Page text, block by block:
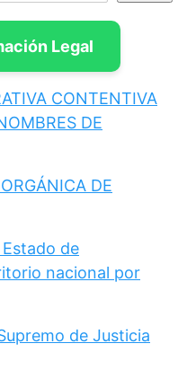
Legal
CONTENTIVA
DE
DE
de
nacional por
de Justicia